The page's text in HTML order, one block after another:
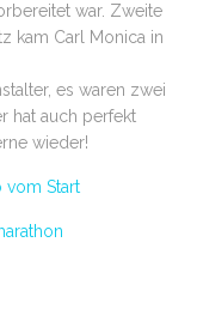
war. Zweite
kam Carl Monica in
es waren zwei
hat auch perfekt
wieder!
vom Start